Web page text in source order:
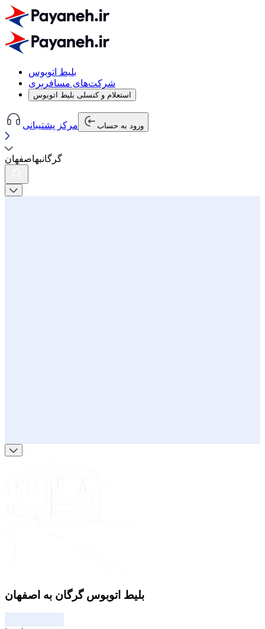
بلیط اتوبوس
شرکت‌های مسافربری
استعلام و کنسلی بلیط اتوبوس
مرکز پشتیبانی ورود به حساب
گرگانبهاصفهان
بلیط اتوبوس گرگان به اصفهان